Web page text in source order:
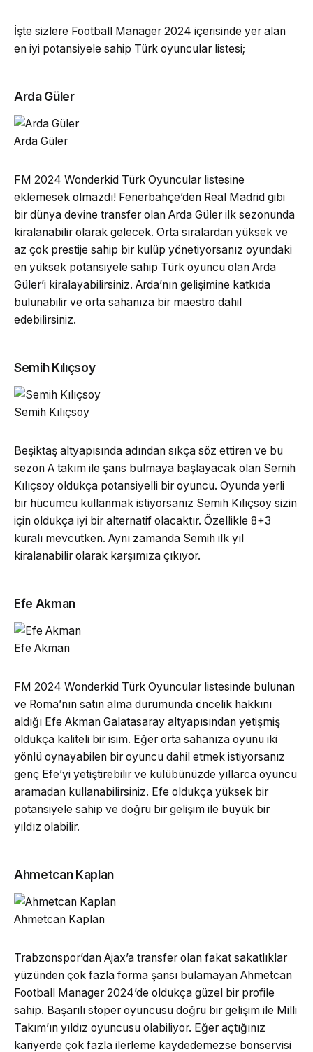
İşte sizlere Football Manager 2024 içerisinde yer alan
en iyi potansiyele sahip Türk oyuncular listesi;
Arda Güler
Arda Güler
FM 2024 Wonderkid Türk Oyuncular listesine
eklemesek olmazdı! Fenerbahçe’den Real Madrid gibi
bir dünya devine transfer olan Arda Güler ilk sezonunda
kiralanabilir olarak gelecek. Orta sıralardan yüksek ve
az çok prestije sahip bir kulüp yönetiyorsanız oyundaki
en yüksek potansiyele sahip Türk oyuncu olan Arda
Güler’i kiralayabilirsiniz. Arda’nın gelişimine katkıda
bulunabilir ve orta sahanıza bir maestro dahil
edebilirsiniz.
Semih Kılıçsoy
Semih Kılıçsoy
Beşiktaş altyapısında adından sıkça söz ettiren ve bu
sezon A takım ile şans bulmaya başlayacak olan Semih
Kılıçsoy oldukça potansiyelli bir oyuncu. Oyunda yerli
bir hücumcu kullanmak istiyorsanız Semih Kılıçsoy sizin
için oldukça iyi bir alternatif olacaktır. Özellikle 8+3
kuralı mevcutken. Aynı zamanda Semih ilk yıl
kiralanabilir olarak karşımıza çıkıyor.
Efe Akman
Efe Akman
FM 2024 Wonderkid Türk Oyuncular listesinde bulunan
ve Roma’nın satın alma durumunda öncelik hakkını
aldığı Efe Akman Galatasaray altyapısından yetişmiş
oldukça kaliteli bir isim. Eğer orta sahanıza oyunu iki
yönlü oynayabilen bir oyuncu dahil etmek istiyorsanız
genç Efe’yi yetiştirebilir ve kulübünüzde yıllarca oyuncu
aramadan kullanabilirsiniz. Efe oldukça yüksek bir
potansiyele sahip ve doğru bir gelişim ile büyük bir
yıldız olabilir.
Ahmetcan Kaplan
Ahmetcan Kaplan
Trabzonspor’dan Ajax’a transfer olan fakat sakatlıklar
yüzünden çok fazla forma şansı bulamayan Ahmetcan
Football Manager 2024’de oldukça güzel bir profile
sahip. Başarılı stoper oyuncusu doğru bir gelişim ile Milli
Takım’ın yıldız oyuncusu olabiliyor. Eğer açtığınız
kariyerde çok fazla ilerleme kaydedemezse bonservisi